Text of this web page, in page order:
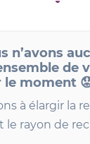
n’avons
de
le moment
à élargir la
le rayon de